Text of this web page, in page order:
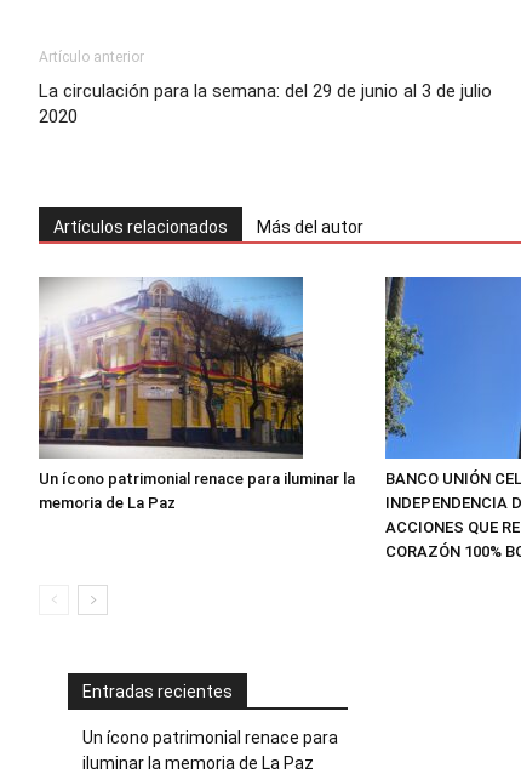
Artículo anterior
La circulación para la semana: del 29 de junio al 3 de julio
2020
Artículos relacionados Más del autor
Un ícono patrimonial renace para iluminar la
memoria de La Paz
BANCO UNIÓN
INDEPENDENCIA
ACCIONES QUE
CORAZÓN 100%
Entradas recientes
Un ícono patrimonial renace para
iluminar la memoria de La Paz